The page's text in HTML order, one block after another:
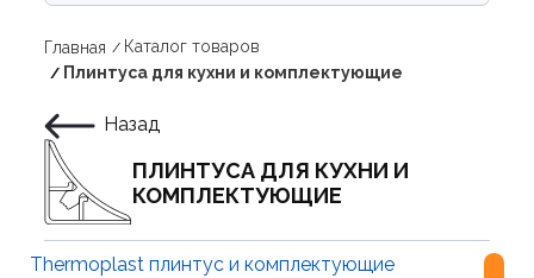
Главная
Каталог товаров
Плинтуса для кухни и комплектующие
Назад
ПЛИНТУСА ДЛЯ КУХНИ И
КОМПЛЕКТУЮЩИЕ
Thermoplast плинтус и комплектующие